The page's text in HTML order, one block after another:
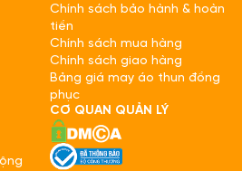
Chính sách bảo hành & hoàn
tiền
Chính sách mua hàng
Chính sách giao hàng
Bảng giá may áo thun đồng
phục
CƠ QUAN QUẢN LÝ